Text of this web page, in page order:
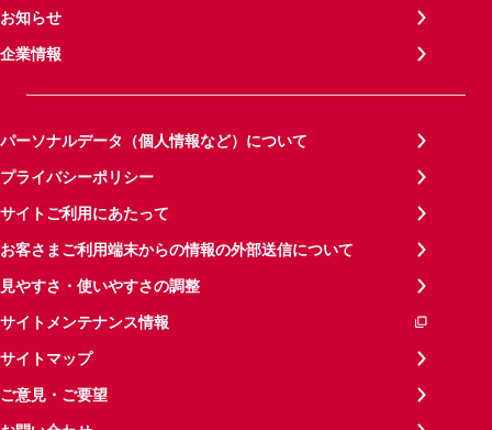
お知らせ
企業情報
パーソナルデータ（個人情報など）について
プライバシーポリシー
サイトご利用にあたって
お客さまご利用端末からの情報の外部送信について
見やすさ・使いやすさの調整
サイトメンテナンス情報
サイトマップ
ご意見・ご要望